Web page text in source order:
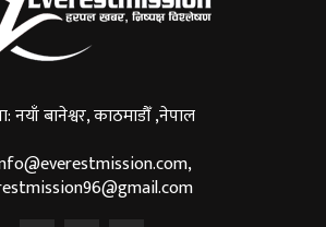
नयाँ बानेश्वर, काठमाडौँ ,नेपाल
,